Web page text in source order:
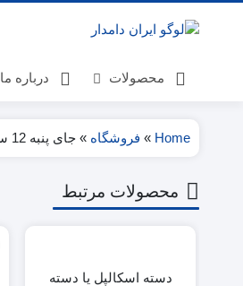
محصولات
لوازم گاوداری
درباره ما
Home
» فروشگاه » جای پنبه 12 سانتی متر
محصولات مرتبط
دسته اسکالپل یا دسته